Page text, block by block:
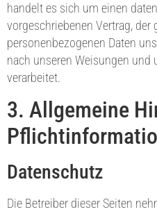
handelt es sich um einen
vorgeschriebenen Vertrag,
personenbezogenen Daten
nach unseren Weisungen und
verarbeitet.
3. Allgemeine
Datenschutz
Die Betreiber dieser Seiten